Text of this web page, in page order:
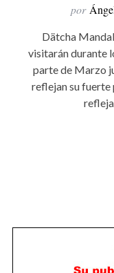
por
Dätcha
visitarán durante
parte de Marzo
reflejan su fuerte